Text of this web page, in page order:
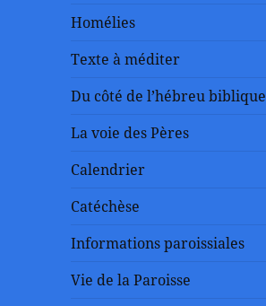
Homélies
Texte à méditer
Du côté de l’hébreu biblique
La voie des Pères
Calendrier
Catéchèse
Informations paroissiales
Vie de la Paroisse